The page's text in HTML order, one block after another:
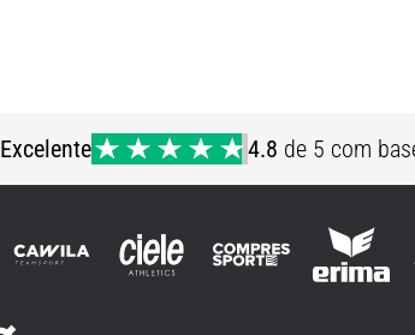
Excelente 4.8 de 5 com